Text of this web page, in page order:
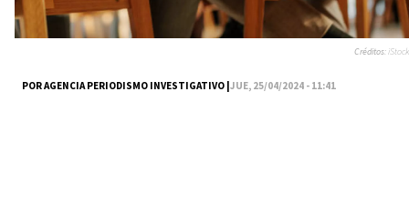
POR AGENCIA PERIODISMO INVESTIGATIVO |JUE, 25/04/2024 - 11:41
Créditos:iStock